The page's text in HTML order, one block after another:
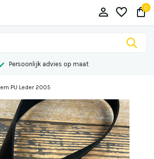
0
Persoonlijk advies op maat
PU Leder 2005